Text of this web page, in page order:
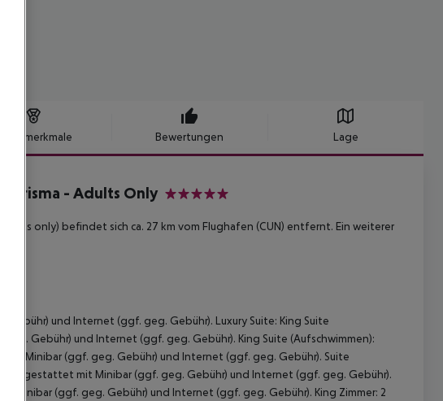
Hotelmerkmale Bewertungen Lage
- Adults Only
only) befindet sich ca. 27 km vom Flughafen (CUN) entfernt. Ein weiterer
und Internet (ggf. geg. Gebühr). Luxury Suite: King Suite
Gebühr) und Internet (ggf. geg. Gebühr). King Suite (Aufschwimmen):
Minibar (ggf. geg. Gebühr) und Internet (ggf. geg. Gebühr). Suite
ausgestattet mit Minibar (ggf. geg. Gebühr) und Internet (ggf. geg. Gebühr).
Minibar (ggf. geg. Gebühr) und Internet (ggf. geg. Gebühr). King Zimmer: 2